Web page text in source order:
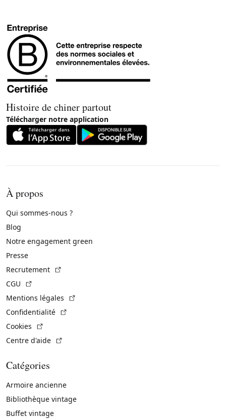
Histoire de chiner partout
Télécharger notre application
À propos
Qui sommes-nous ?
Blog
Notre engagement green
Presse
Recrutement
CGU
Mentions légales
Confidentialité
Cookies
Centre d'aide
Catégories
Armoire ancienne
Bibliothèque vintage
Buffet vintage